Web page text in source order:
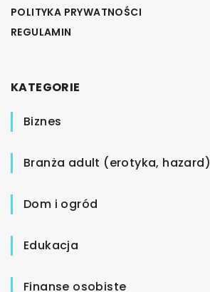
POLITYKA PRYWATNOŚCI
REGULAMIN
KATEGORIE
Biznes
Branża adult (erotyka, hazard)
Dom i ogród
Edukacja
Finanse osobiste